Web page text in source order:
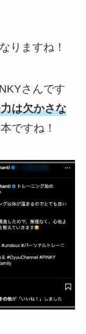
りますね！
さんです
は欠かさな
ですね！